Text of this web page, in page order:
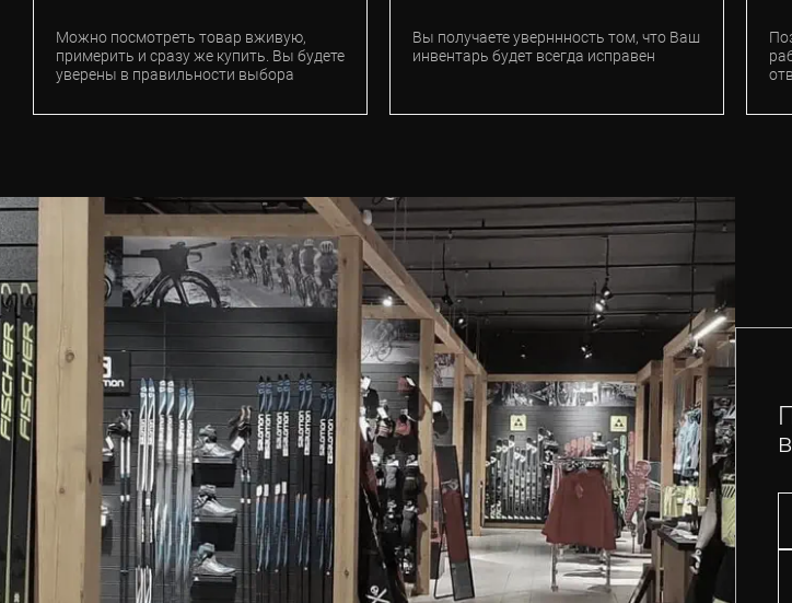
Можно посмотреть товар вживую,
примерить и сразу же купить. Вы будете
уверены в правильности выбора
Вы получаете уверннность том, что Ваш
инвентарь будет всегда исправен